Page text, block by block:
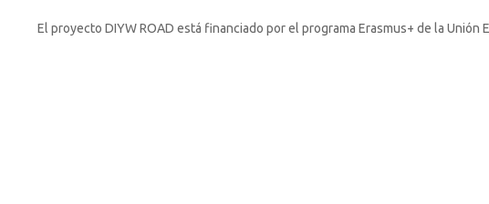
El proyecto DIYW ROAD está financiado por el programa Erasmus+ de la Unión